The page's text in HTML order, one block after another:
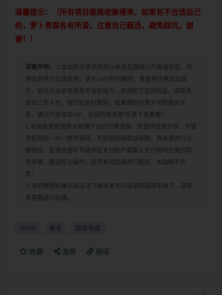
温馨提示：（所有项目都是收集得来，如果有不合适自己
的，萝卜青菜各有所爱，注意自己甄选，避免踩坑，谢
谢！）
郑重声明：
1.本站所分享资料部分来自互联网公开渠道获取，仅
供会员学习交流使用，请于24小时内删除，尊重原作者及出版
方，如认为本站有使用不当的地方，或侵犯了您的权益，请联系
本站工作人员，我们会及时删除。如果遇到付费才可观看的文
章，建议升级本站VIP，全站所有资源“任意下免费看”。
2.本站收集整理各大网赚平台的付费资源，仅提供资源分享，不提
供任何的一对一教学指导，不提供任何收益保障，具体请自行分
辨测试，如遇充值环节或绑定支付账户或输入支付密码之类的异
常步骤，建议停止操作，是否有风险请自行甄别，本站概不负
责！
3. 有的教程如果出现无法下载或者无内容说明链接失效了，请联
系客服进行处理。
tiktok 美金 跨境电商
收藏 海报 链接